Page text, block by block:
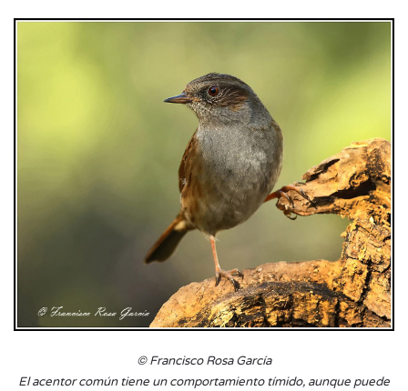
© Francisco Rosa García
El acentor común tiene un comportamiento tímido, aunque puede